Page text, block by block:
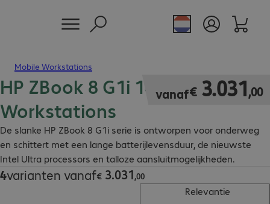
Mobile Workstations
HP ZBook 8 G1i 14 Mobile
Workstations
De slanke HP ZBook 8 G1i serie is ontworpen voor onderweg
en schittert met een lange batterijlevensduur, de nieuwste
Intel Ultra processors en talloze aansluitmogelijkheden.
vanaf€ 3.031,00
€ 3.031,00
4varianten vanaf€ 3.031,00
€ 3.031,00
Relevantie